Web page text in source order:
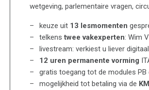
wetgeving, parlementaire vragen,
keuze uit 13 lesmomenten
telkenstwee vakexperten: Wim
livestream: verkiest u liever
12 uren permanente vorming
gratis toegang tot de modules PB
mogelijkheid tot betaling via de